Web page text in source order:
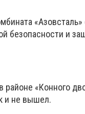
«Азовсталь»
безопасности и
«Конного
и не вышел.